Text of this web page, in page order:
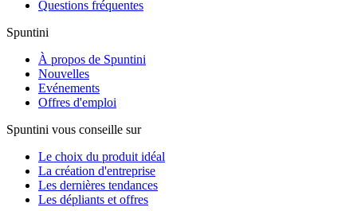
Questions fréquentes
Spuntini
À propos de Spuntini
Nouvelles
Evénements
Offres d'emploi
Spuntini vous conseille sur
Le choix du produit idéal
La création d'entreprise
Les dernières tendances
Les dépliants et offres